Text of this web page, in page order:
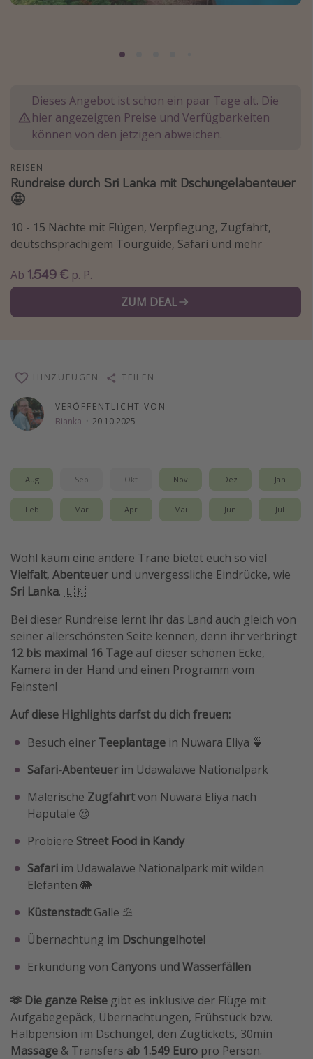
Krabi Urlaub
Tulum Urlaub
Japan Rundreise
Alle Reisethemen
Disneyland Paris
Strandurlaub
Gruppenreisen
Hotels in Hamburg
Hotels am Achensee
Weitere Themen
Familienurlaub in der Türkei
Rundreisen in Thailand
Bahnreisen in der Schweiz
Reisepassfreie Reiseziele
Travel Know How
Silvesterreisen
Last Minute Urlaub Mallorca
Last Minute Urlaub Deutschland
Dieses Angebot ist schon ein paar Tage alt. Die
hier angezeigten Preise und Verfügbarkeiten
können von den jetzigen abweichen.
REISEN
Rundreise durch Sri Lanka mit Dschungelabenteuer
🤩
10 - 15 Nächte mit Flügen, Verpflegung, Zugfahrt,
deutschsprachigem Tourguide, Safari und mehr
Ab 1.549 € p. P.
ZUM DEAL
VERÖFFENTLICHT VON
Bianka · 20.10.2025
HINZUFÜGEN TEILEN
Aug Sep Okt Nov Dez Jan
Feb Mär Apr Mai Jun Jul
Wohl kaum eine andere Träne bietet euch so viel
Vielfalt, Abenteuer und unvergessliche Eindrücke, wie
Sri Lanka. 🇱🇰
Bei dieser Rundreise lernt ihr das Land auch gleich von
seiner allerschönsten Seite kennen, denn ihr verbringt
12 bis maximal 16 Tage auf dieser schönen Ecke,
Kamera in der Hand und einen Programm vom
Feinsten!
Auf diese Highlights darfst du dich freuen:
Besuch einer Teeplantage in Nuwara Eliya 🍵
Safari-Abenteuer im Udawalawe Nationalpark
Malerische Zugfahrtvon Nuwara Eliya nach
Haputale 😍
Probiere Street Food in Kandy
Safari im Udawalawe Nationalpark mit wilden
Elefanten 🐘
KüstenstadtGalle ⛱️
Übernachtung im Dschungelhotel
Erkundung von Canyons und Wasserfällen
🫶 Die ganze Reise gibt es inklusive der Flüge mit
Aufgabegepäck, Übernachtungen, Frühstück bzw.
Halbpension im Dschungel, den Zugtickets, 30min
Massage & Transfers ab 1.549 Euro pro Person.